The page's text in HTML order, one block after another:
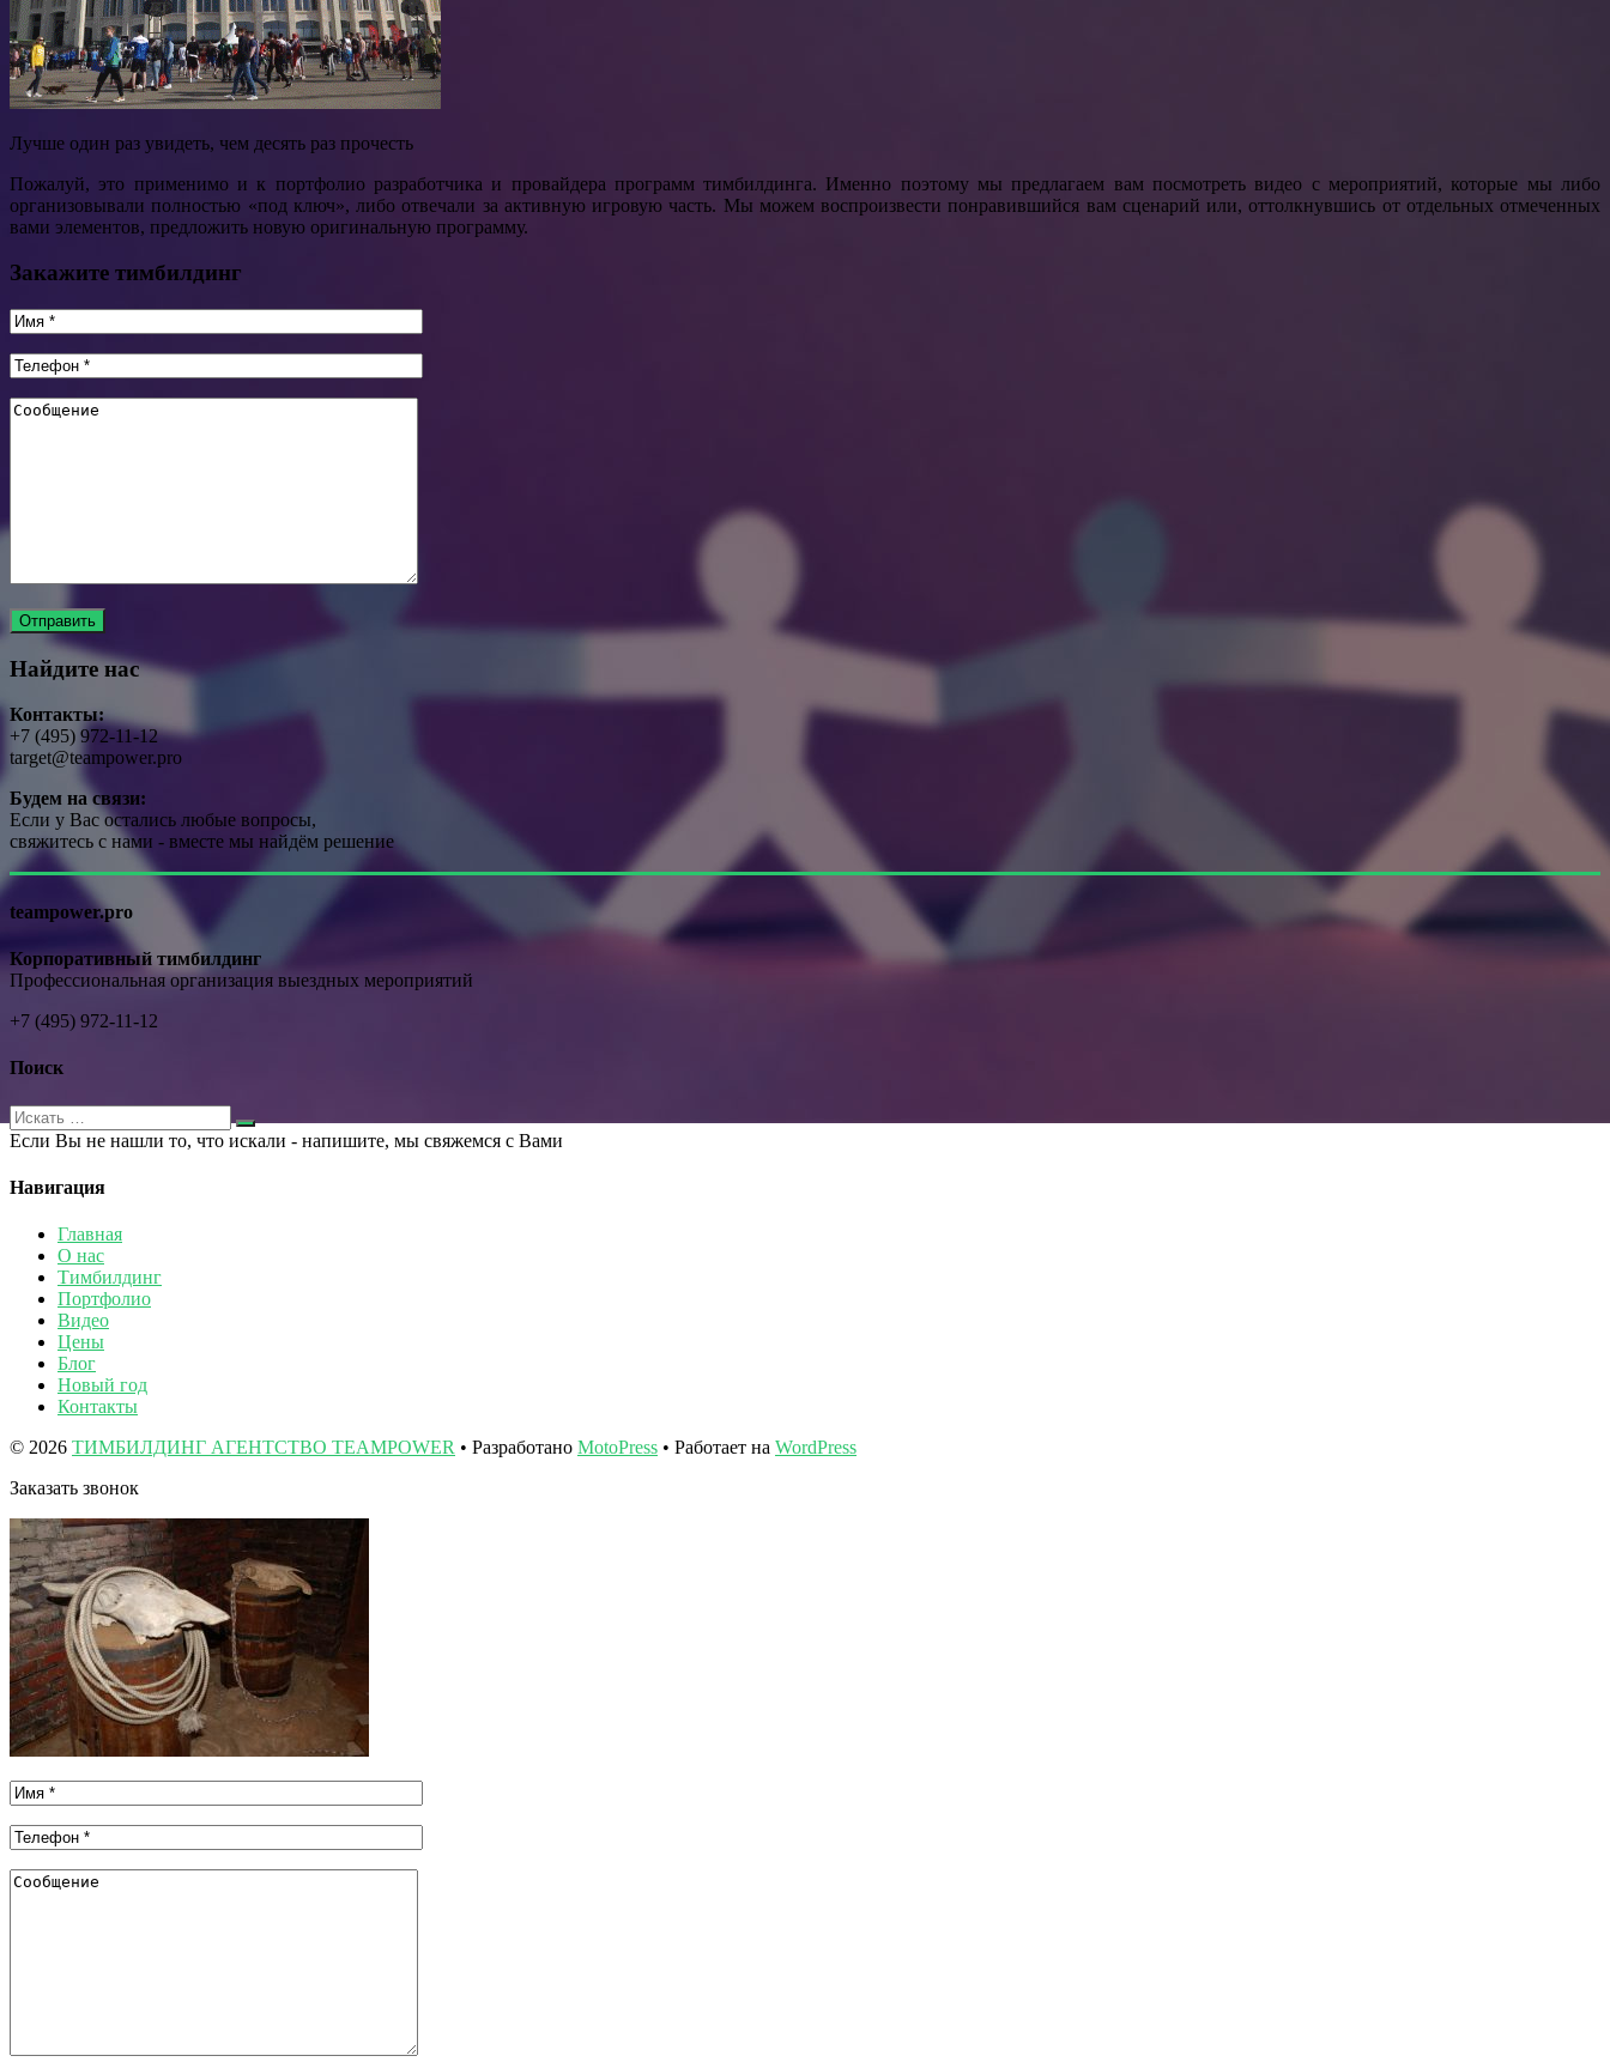
Лучше один раз увидеть, чем десять раз прочесть
Пожалуй, это применимо и к портфолио разработчика и провайдера программ тимбилдинга. Именно поэтому мы предлагаем вам посмотреть видео с мероприятий, которые мы либо
организовывали полностью «под ключ», либо отвечали за активную игровую часть. Мы можем воспроизвести понравившийся вам сценарий или, оттолкнувшись от отдельных отмеченных
вами элементов, предложить новую оригинальную программу.
Закажите тимбилдинг
Найдите нас
Контакты:
+7 (495) 972-11-12
target@teampower.pro
Будем на связи:
Если у Вас остались любые вопросы,
свяжитесь с нами - вместе мы найдём решение
teampower.pro
Корпоративный тимбилдинг
Профессиональная организация выездных мероприятий
+7 (495) 972-11-12
Поиск
Если Вы не нашли то, что искали - напишите, мы свяжемся с Вами
Навигация
Главная
О нас
Тимбилдинг
Портфолио
Видео
Цены
Блог
Новый год
Контакты
© 2026 ТИМБИЛДИНГ АГЕНТСТВО TEAMPOWER • Разработано MotoPress • Работает на WordPress
Заказать звонок